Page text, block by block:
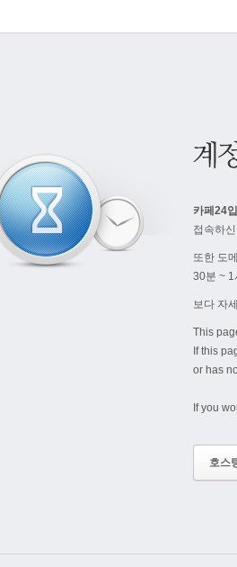
카페24
접속하
또한 도
30분 ~ 1
보다 자
This
If this
or has
If you
호스